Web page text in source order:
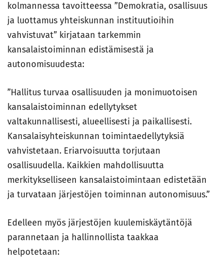
kolmannessa tavoitteessa ”Demokratia, osallisuus
ja luottamus yhteiskunnan instituutioihin
vahvistuvat” kirjataan tarkemmin
kansalaistoiminnan edistämisestä ja
autonomisuudesta:
”Hallitus turvaa osallisuuden ja monimuotoisen
kansalaistoiminnan edellytykset
valtakunnallisesti, alueellisesti ja paikallisesti.
Kansalaisyhteiskunnan toimintaedellytyksiä
vahvistetaan. Eriarvoisuutta torjutaan
osallisuudella. Kaikkien mahdollisuutta
merkitykselliseen kansalaistoimintaan edistetään
ja turvataan järjestöjen toiminnan autonomisuus.”
Edelleen myös järjestöjen kuulemiskäytäntöjä
parannetaan ja hallinnollista taakkaa
helpotetaan: